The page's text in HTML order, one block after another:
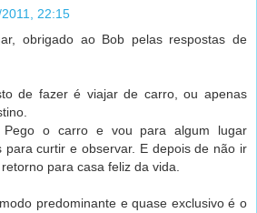
22:15
obrigado ao Bob pelas respostas de
de fazer é viajar de carro, ou apenas
Pego o carro e vou para algum lugar
para curtir e observar. E depois de não ir
para casa feliz da vida.
predominante e quase exclusivo é o